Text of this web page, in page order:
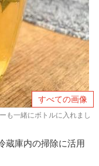
すべての画像
も一緒にボトルに入れまし
蔵庫内の掃除に活用